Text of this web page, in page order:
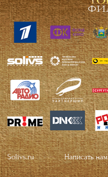
Solivs.ru Написать нам